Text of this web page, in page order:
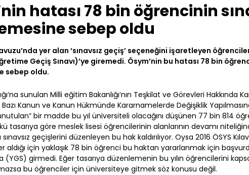
hatası 78 bin öğrencinin
sebep oldu
yer alan ‘sınavsız geçiş’ seçeneğini işaretleyen
Geçiş Sınavı)’ye giremedi. Ösym’nin bu hatası 78 bin
sebep oldu.
sunulan Milli eğitim Bakanlığı’nın Teşkilat ve Görevleri Hakkında
Kanun ve Kanun Hükmünde Kararnamelerde Değişiklik
bir madde bu yıl üniversiteli olacağını düşünen 77 bin 814
tasarıya göre meslek lisesi öğrencilerinin alanlarının devamı
geçişlerini düzenleyen bu hak kaldırılıyor. Oysa 2016 ÖSYS
aldığı için yaklaşık 78 bin öğrenci bu haktan yararlanmak için
(YGS) girmedi. Eğer tasarıya düzenlemenin bu yılın öğrencilerini
bu öğrenciler için üniversiteye gitmek söz konusu değil.